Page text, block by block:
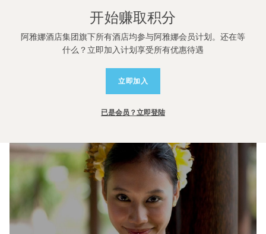
开始赚取积分
阿雅娜酒店集团旗下所有酒店均参与阿雅娜会员计划。还在等
什么？立即加入计划享受所有优惠待遇
立即加入
已是会员？立即登陆